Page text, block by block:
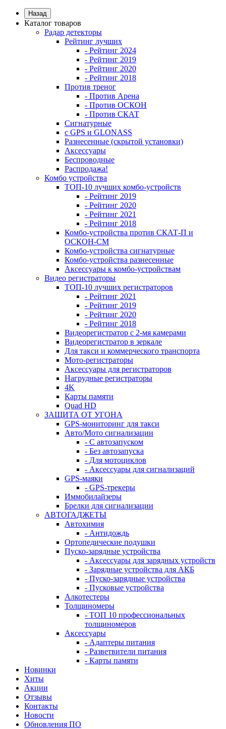
Назад
Каталог товаров
Радар детекторы
Рейтинг лучших
- Рейтинг 2024
- Рейтинг 2019
- Рейтинг 2020
- Рейтинг 2018
Против треног
- Против Арена
- Против ОСКОН
- Против СКАТ
Сигнатурные
с GPS и GLONASS
Разнесенные (скрытой установки)
Аксессуары
Беспроводные
Распродажа!
Комбо устройства
ТОП-10 лучших комбо-устройств
- Рейтинг 2019
- Рейтинг 2020
- Рейтинг 2021
- Рейтинг 2018
Комбо-устройства против СКАТ-П и
ОСКОН-СМ
Комбо-устройства сигнатурные
Комбо-устройства разнесенные
Аксессуары к комбо-устройствам
Видео регистраторы
ТОП-10 лучших регистраторов
- Рейтинг 2021
- Рейтинг 2019
- Рейтинг 2020
- Рейтинг 2018
Видеорегистратор с 2-мя камерами
Видеорегистратор в зеркале
Для такси и коммерческого транспорта
Мото-регистраторы
Аксессуары для регистраторов
Нагрудные регистраторы
4K
Карты памяти
Quad HD
ЗАЩИТА ОТ УГОНА
GPS-мониторинг для такси
Авто/Мото сигнализации
- С автозапуском
- Без автозапуска
- Для мотоциклов
- Аксессуары для сигнализаций
GPS-маяки
- GPS-трекеры
Иммобилайзеры
Брелки для сигнализации
АВТОГАДЖЕТЫ
Автохимия
- Антидождь
Ортопедические подушки
Пуско-зарядные устройства
- Аксессуары для зарядных устройств
- Зарядные устройства для АКБ
- Пуско-зарядные устройства
- Пусковые устройства
Алкотестеры
Толщиномеры
- ТОП 10 профессиональных
толщиномеров
Аксессуары
- Адаптеры питания
- Разветвители питания
- Карты памяти
Новинки
Хиты
Акции
Отзывы
Контакты
Новости
Обновления ПО